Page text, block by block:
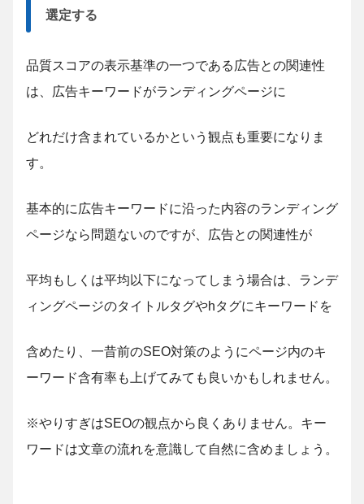
選定する
品質スコアの表示基準の一つである広告との関連性
は、広告キーワードがランディングページに
どれだけ含まれているかという観点も重要になりま
す。
基本的に広告キーワードに沿った内容のランディング
ページなら問題ないのですが、広告との関連性が
平均もしくは平均以下になってしまう場合は、ランデ
ィングページのタイトルタグやhタグにキーワードを
含めたり、一昔前のSEO対策のようにページ内のキ
ーワード含有率も上げてみても良いかもしれません。
※やりすぎはSEOの観点から良くありません。キー
ワードは文章の流れを意識して自然に含めましょう。